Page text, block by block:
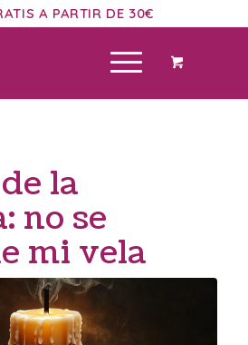
A PARTIR DE 30€
la
no se
mi vela